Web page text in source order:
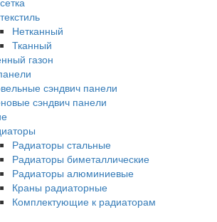
Нетканный
Тканный
газон
сэндвич панели
сэндвич панели
Радиаторы стальные
Радиаторы биметаллические
Радиаторы алюминиевые
Краны радиаторные
Комплектующие к радиаторам